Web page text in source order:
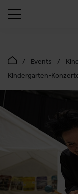
Events
Kindergarten-